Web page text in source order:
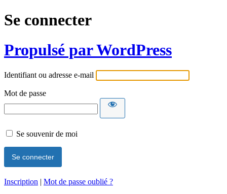
Se connecter
Propulsé par WordPress
Identifiant ou adresse e-mail
Mot de passe
Se souvenir de moi
Inscription | Mot de passe oublié ?